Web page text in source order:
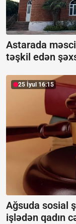
Astarada
təşkil edən
25 İyul 16:15
Ağsuda sosial
işlədən qadın